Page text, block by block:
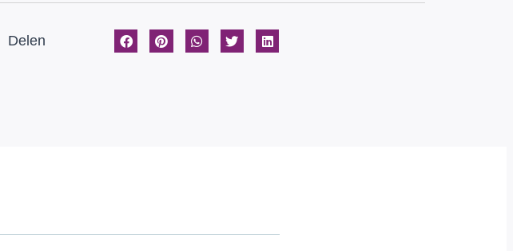
Delen